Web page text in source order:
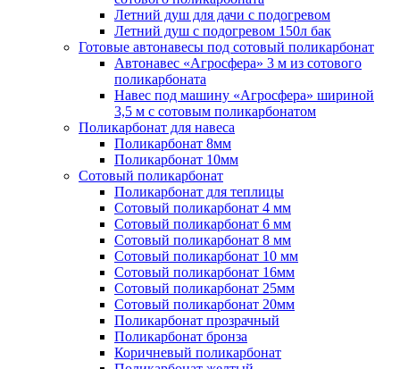
Летний душ для дачи с подогревом
Летний душ с подогревом 150л бак
Готовые автонавесы под сотовый поликарбонат
Автонавес «Агросфера» 3 м из сотового
поликарбоната
Навес под машину «Агросфера» шириной
3,5 м с сотовым поликарбонатом
Поликарбонат для навеса
Поликарбонат 8мм
Поликарбонат 10мм
Сотовый поликарбонат
Поликарбонат для теплицы
Сотовый поликарбонат 4 мм
Сотовый поликарбонат 6 мм
Сотовый поликарбонат 8 мм
Сотовый поликарбонат 10 мм
Сотовый поликарбонат 16мм
Сотовый поликарбонат 25мм
Сотовый поликарбонат 20мм
Поликарбонат прозрачный
Поликарбонат бронза
Коричневый поликарбонат